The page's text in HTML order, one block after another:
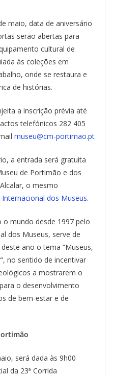
maio, data de aniversário
serão abertas para
cultural de
às coleções em
onde se restaura e
de histórias.
a inscrição prévia até
telefónicos 282 405
museu@cm-portimao.pt
a entrada será gratuita
de Portimão e dos
o mesmo
Internacional dos Museus.
mundo desde 1997 pelo
dos Museus, serve de
ano o tema “Museus,
no sentido de incentivar
a mostrarem o
o desenvolvimento
de bem-estar e de
será dada às 9h00
da 23ª Corrida